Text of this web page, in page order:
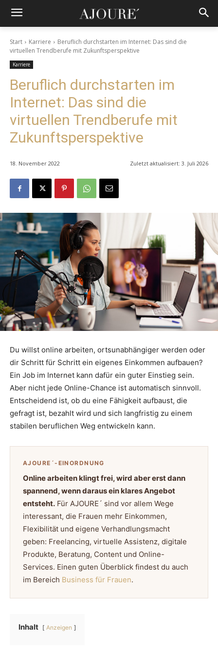
Start Karriere
Beruflich durchstarten im Internet: Das sind die
virtuellen Trendberufe mit Zukunftsperspektive
Karriere
Beruflich durchstarten im
Internet: Das sind die
virtuellen Trendberufe mit
Zukunftsperspektive
18. November 2022 Zuletzt aktualisiert: 3. Juli 2026
Du willst online arbeiten, ortsunabhängiger werden oder
dir Schritt für Schritt ein eigenes Einkommen aufbauen?
Ein Job im Internet kann dafür ein guter Einstieg sein.
Aber nicht jede Online-Chance ist automatisch sinnvoll.
Entscheidend ist, ob du eine Fähigkeit aufbaust, die
gefragt ist, bezahlt wird und sich langfristig zu einem
stabilen beruflichen Weg entwickeln kann.
AJOURE´-EINORDNUNG
Online arbeiten klingt frei, wird aber erst dann
spannend, wenn daraus ein klares Angebot
entsteht. Für AJOURE´ sind vor allem Wege
interessant, die Frauen mehr Einkommen,
Flexibilität und eigene Verhandlungsmacht
geben: Freelancing, virtuelle Assistenz, digitale
Produkte, Beratung, Content und Online-
Services. Einen guten Überblick findest du auch
im Bereich Business für Frauen.
Inhalt Anzeigen